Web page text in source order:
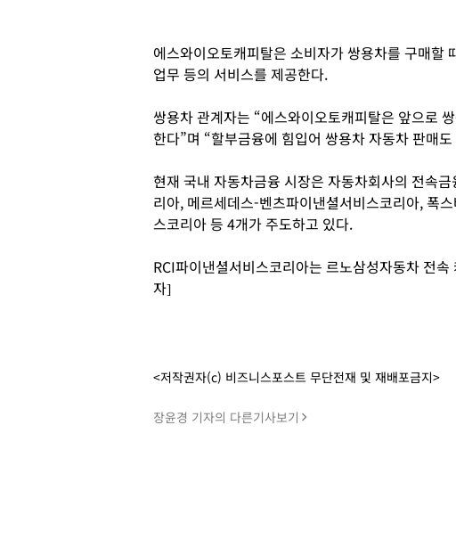
에스와이오토캐피탈은 소비자가 쌍용차를 구매할
업무 등의 서비스를 제공한다.
쌍용차 관계자는 “에스와이오토캐피탈은 앞으로
한다”며 “할부금융에 힘입어 쌍용차 자동차 판매
현재 국내 자동차금융 시장은 자동차회사의 전속
리아, 메르세데스-벤츠파이낸셜서비스코리아, 폭
스코리아 등 4개가 주도하고 있다.
RCI파이낸셜서비스코리아는 르노삼성자동차 전
자]
<저작권자(c) 비즈니스포스트 무단전재 및 재배포금지>
장윤경 기자의 다른기사보기